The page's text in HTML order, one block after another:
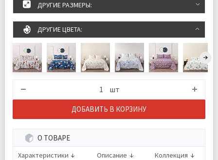
ДРУГИЕ РАЗМЕРЫ:
ДРУГИЕ ЦВЕТА:
шт
ДОБАВИТЬ В КОРЗИНУ
О ТОВАРЕ
Характеристики Описание Коллекция